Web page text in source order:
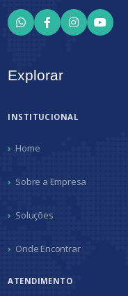
Explorar
INSTITUCIONAL
Home
Sobre a Empresa
Soluções
Onde Encontrar
ATENDIMENTO